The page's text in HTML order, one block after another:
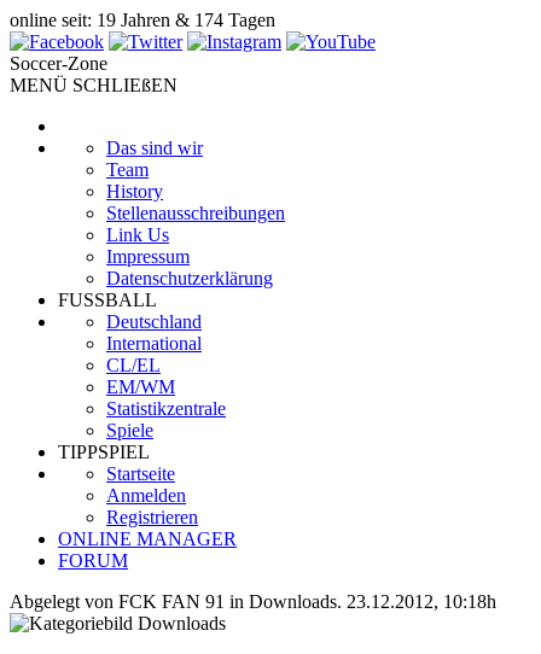
online seit: 19 Jahren & 174 Tagen
Soccer-Zone
MENÜ SCHLIEßEN
Das sind wir
Team
History
Stellenausschreibungen
Link Us
Impressum
Datenschutzerklärung
FUSSBALL
Deutschland
International
CL/EL
EM/WM
Statistikzentrale
Spiele
TIPPSPIEL
Startseite
Anmelden
Registrieren
ONLINE MANAGER
FORUM
Abgelegt von FCK FAN 91 in Downloads. 23.12.2012, 10:18h